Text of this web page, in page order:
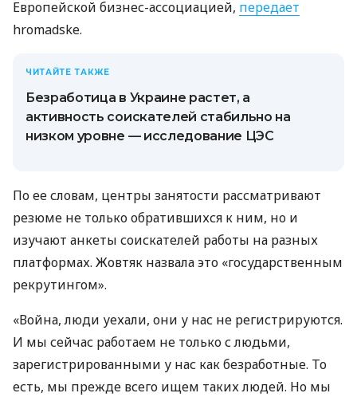
Европейской бизнес-ассоциацией, передает
hromadske.
ЧИТАЙТЕ ТАКЖЕ
Безработица в Украине растет, а
активность соискателей стабильно на
низком уровне — исследование ЦЭС
По ее словам, центры занятости рассматривают
резюме не только обратившихся к ним, но и
изучают анкеты соискателей работы на разных
платформах. Жовтяк назвала это «государственным
рекрутингом».
«Война, люди уехали, они у нас не регистрируются.
И мы сейчас работаем не только с людьми,
зарегистрированными у нас как безработные. То
есть, мы прежде всего ищем таких людей. Но мы